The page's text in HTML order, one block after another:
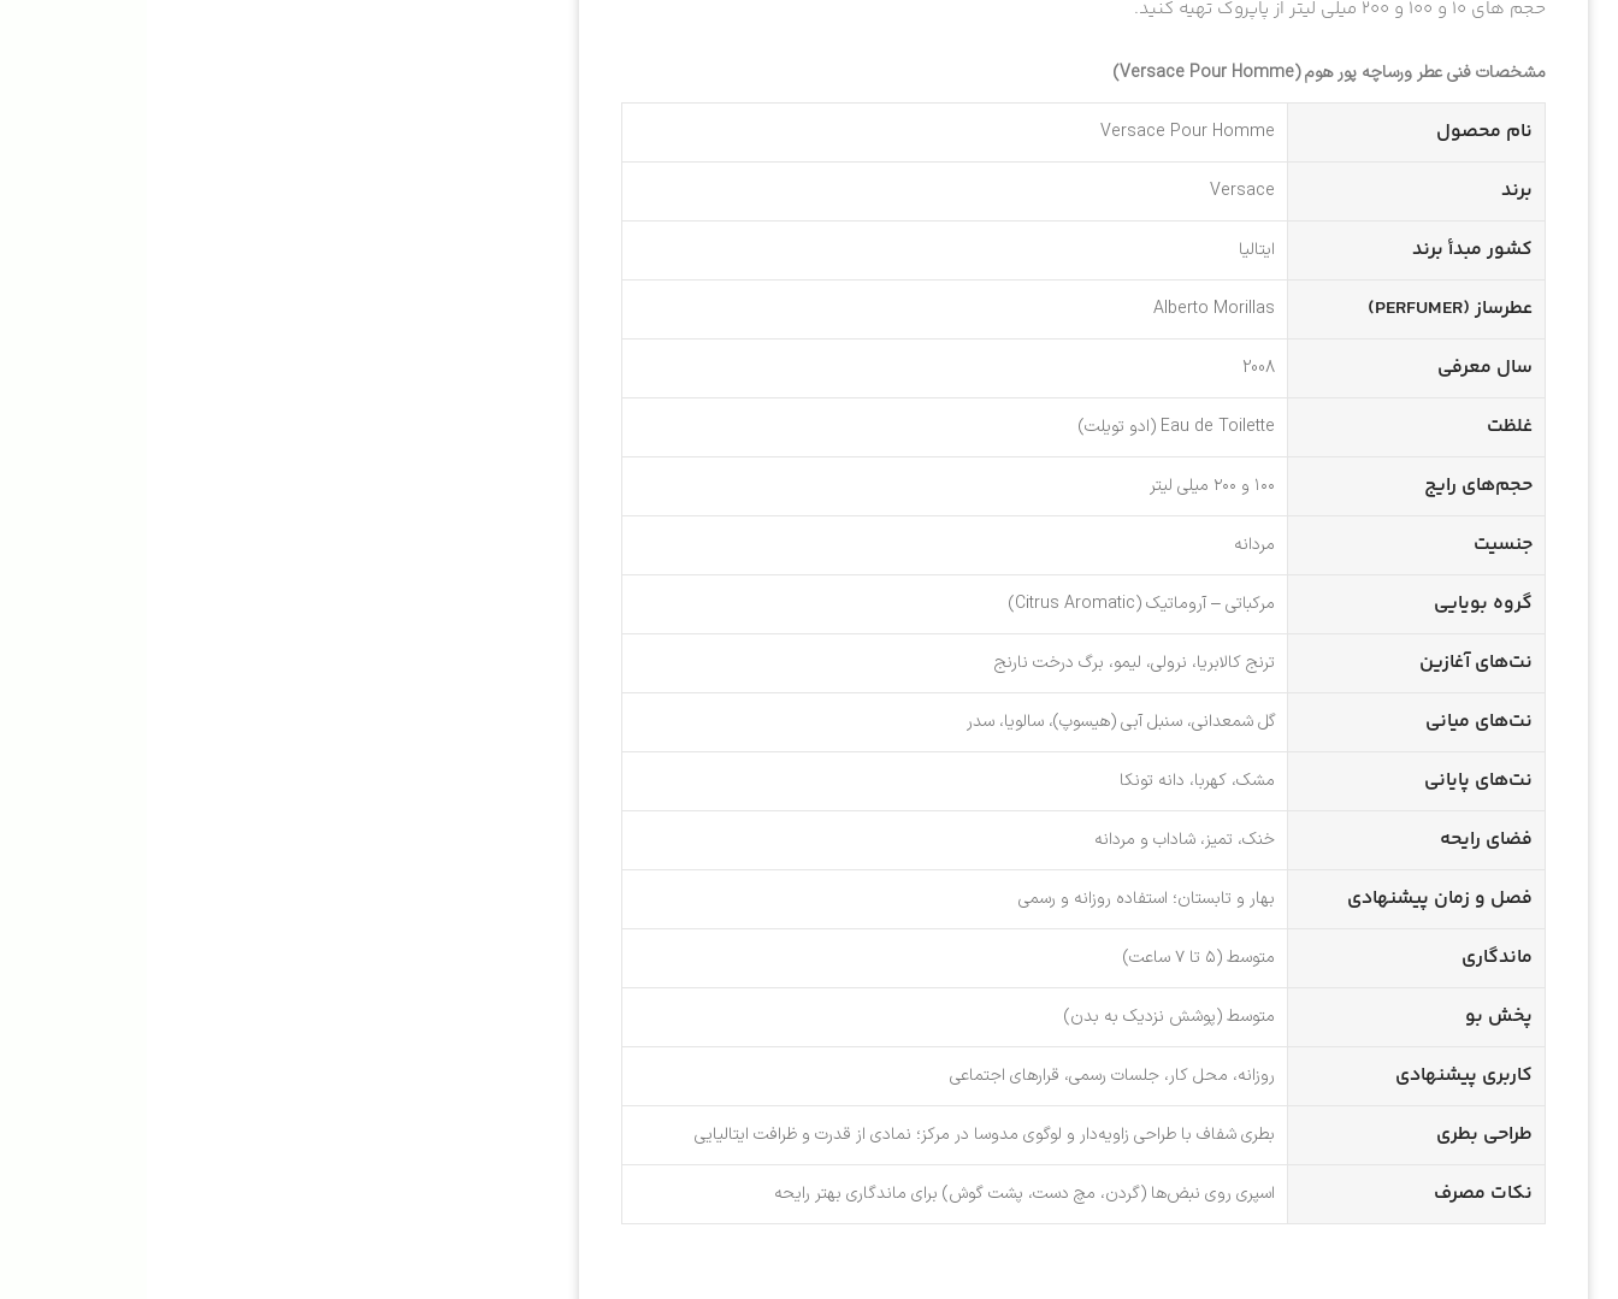
حجم های ۱۰ و ۱۰۰ و ۲۰۰ میلی لیتر از پاپروک تهیه کنید.
مشخصات فنی عطر ورساچه پور هوم (Versace Pour Homme)
نام محصول Versace Pour Homme
برند Versace
کشور مبدأ برند ایتالیا
عطرساز (PERFUMER) Alberto Morillas
سال معرفی 2008
غلظت Eau de Toilette (ادو تویلت)
حجم‌های رایج ۱۰۰ و ۲۰۰ میلی لیتر
جنسیت مردانه
گروه بویایی مرکباتی – آروماتیک (Citrus Aromatic)
نت‌های آغازین ترنج کالابریا، نرولی، لیمو، برگ درخت نارنج
نت‌های میانی گل شمعدانی، سنبل آبی (هیسوپ)، سالویا، سدر
نت‌های پایانی مشک، کهربا، دانه تونکا
فضای رایحه خنک، تمیز، شاداب و مردانه
فصل و زمان پیشنهادی بهار و تابستان؛ استفاده روزانه و رسمی
ماندگاری متوسط (۵ تا ۷ ساعت)
پخش بو متوسط (پوشش نزدیک به بدن)
کاربری پیشنهادی روزانه، محل کار، جلسات رسمی، قرارهای اجتماعی
طراحی بطری بطری شفاف با طراحی زاویه‌دار و لوگوی مدوسا در مرکز؛ نمادی از قدرت و ظرافت ایتالیایی
نکات مصرف اسپری روی نبض‌ها (گردن، مچ دست، پشت گوش) برای ماندگاری بهتر رایحه